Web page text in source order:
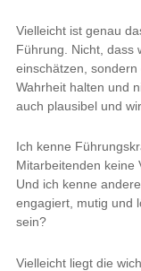
Vielleicht ist genau
Führung. Nicht, dass
einschätzen,
Wahrheit halten und
auch plausibel und
Ich kenne
Mitarbeitenden keine
Und ich kenne
engagiert, mutig und
sein?
Vielleicht liegt die